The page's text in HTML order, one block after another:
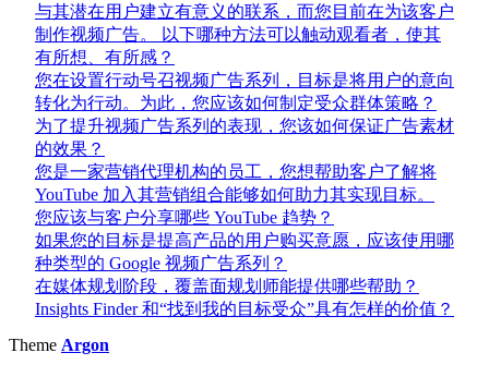
与其潜在用户建立有意义的联系，而您目前在为该客户
制作视频广告。 以下哪种方法可以触动观看者，使其
有所想、有所感？
您在设置行动号召视频广告系列，目标是将用户的意向
转化为行动。为此，您应该如何制定受众群体策略？
为了提升视频广告系列的表现，您该如何保证广告素材
的效果？
您是一家营销代理机构的员工，您想帮助客户了解将
YouTube 加入其营销组合能够如何助力其实现目标。
您应该与客户分享哪些 YouTube 趋势？
如果您的目标是提高产品的用户购买意愿，应该使用哪
种类型的 Google 视频广告系列？
在媒体规划阶段，覆盖面规划师能提供哪些帮助？
Insights Finder 和“找到我的目标受众”具有怎样的价值？
Theme Argon